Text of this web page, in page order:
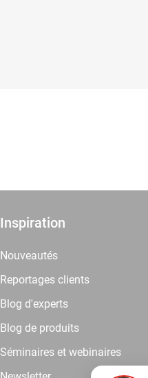
Inspiration
Nouveautés
Reportages clients
Blog d'experts
Blog de produits
Séminaires et webinaires